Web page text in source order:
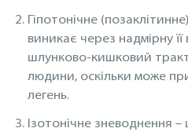
Гіпотонічне
виникає через надмірну
шлунково-кишковий
людини, оскільки може
легень.
Ізотонічне зневоднення –